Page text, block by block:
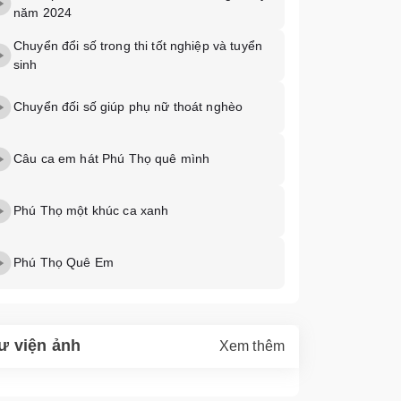
năm 2024
Chuyển đổi số trong thi tốt nghiệp và tuyển
sinh
Chuyển đối số giúp phụ nữ thoát nghèo
Câu ca em hát Phú Thọ quê mình
Phú Thọ một khúc ca xanh
Phú Thọ Quê Em
viện ảnh Xem thêm